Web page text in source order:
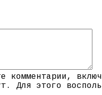
комментарии,
Для этого